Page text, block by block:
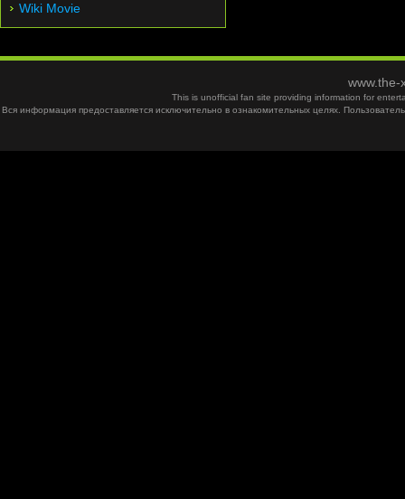
Wiki Movie
This is unofficial fan site providing information for
Вся информация предоставляется исключительно в ознакомительных целях.